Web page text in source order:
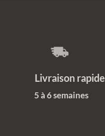
rapide
5 à 6 semaines